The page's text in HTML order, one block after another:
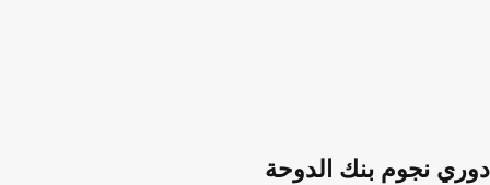
دوري نجوم بنك الدوحة